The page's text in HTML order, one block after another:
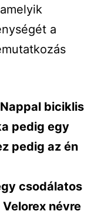
a
biciklis
pedig egy
pedig az én
csodálatos
névre